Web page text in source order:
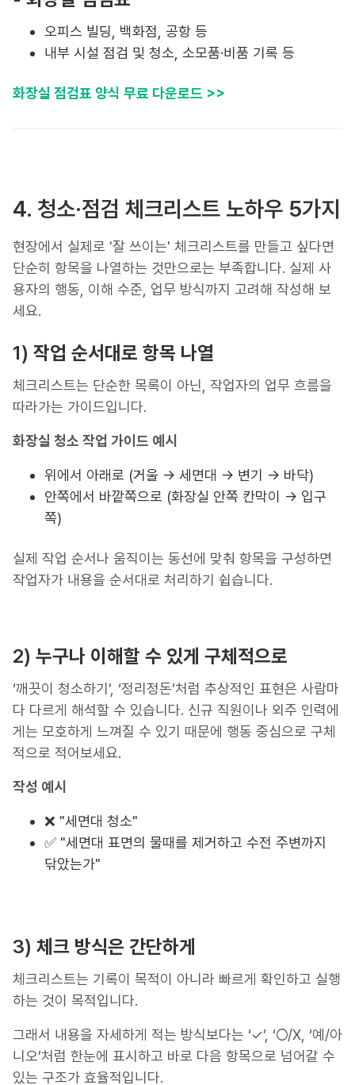
오피스 빌딩, 백화점, 공항 등
내부 시설 점검 및 청소, 소모품·비품 기록 등
화장실 점검표 양식 무료 다운로드 >>
4. 청소·점검 체크리스트 노하우 5가지
현장에서 실제로 '잘 쓰이는' 체크리스트를 만들고 싶다면
단순히 항목을 나열하는 것만으로는 부족합니다. 실제 사
용자의 행동, 이해 수준, 업무 방식까지 고려해 작성해 보
세요.
1) 작업 순서대로 항목 나열
체크리스트는 단순한 목록이 아닌, 작업자의 업무 흐름을
따라가는 가이드입니다.
화장실 청소 작업 가이드 예시
위에서 아래로 (거울 → 세면대 → 변기 → 바닥)
안쪽에서 바깥쪽으로 (화장실 안쪽 칸막이 → 입구
쪽)
실제 작업 순서나 움직이는 동선에 맞춰 항목을 구성하면
작업자가 내용을 순서대로 처리하기 쉽습니다.
2) 누구나 이해할 수 있게 구체적으로
‘깨끗이 청소하기’, ‘정리정돈’처럼 추상적인 표현은 사람마
다 다르게 해석할 수 있습니다. 신규 직원이나 외주 인력에
게는 모호하게 느껴질 수 있기 때문에 행동 중심으로 구체
적으로 적어보세요.
작성 예시
❌ "세면대 청소"
✅ "세면대 표면의 물때를 제거하고 수전 주변까지
닦았는가"
3) 체크 방식은 간단하게
체크리스트는 기록이 목적이 아니라 빠르게 확인하고 실행
하는 것이 목적입니다.
그래서 내용을 자세하게 적는 방식보다는 ‘✓’, ‘○/X, ‘예/아
니오’처럼 한눈에 표시하고 바로 다음 항목으로 넘어갈 수
있는 구조가 효율적입니다.